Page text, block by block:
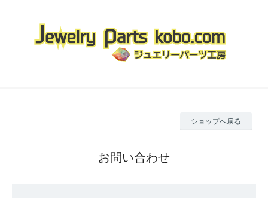
ショップへ戻る
お問い合わせ